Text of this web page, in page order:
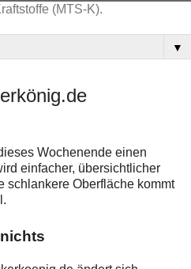
(MTS-K).
▼
Wochenende einen
einfacher, übersichtlicher
schlankere Oberfläche kommt